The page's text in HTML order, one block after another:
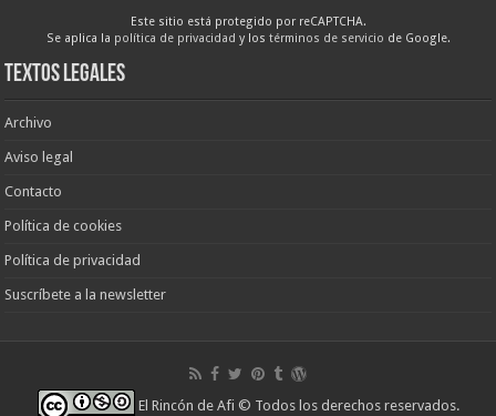
Este sitio está protegido por reCAPTCHA.
Se aplica la política de privacidad y los términos de servicio de Google.
Textos legales
Archivo
Aviso legal
Contacto
Política de cookies
Política de privacidad
Suscríbete a la newsletter
El Rincón de Afi © Todos los derechos reservados.